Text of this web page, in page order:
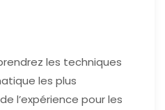
les techniques
les plus
l’expérience pour les